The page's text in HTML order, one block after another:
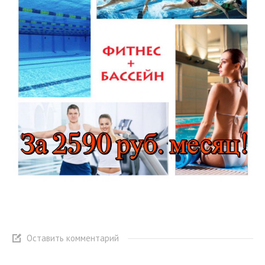
Оставить комментарий